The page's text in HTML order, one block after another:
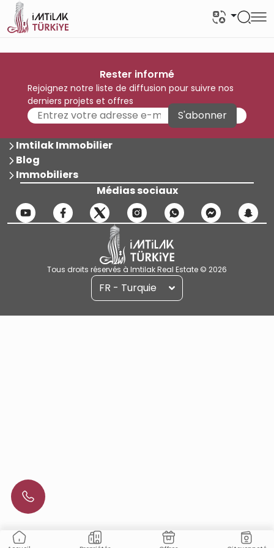
Rester informé
Rejoignez notre liste de diffusion pour suivre nos
derniers projets et offres
S'abonner
Imtilak Immobilier
Blog
Immobiliers
Médias sociaux
Tous droits réservés à Imtilak Real Estate © 2026
FR - Turquie